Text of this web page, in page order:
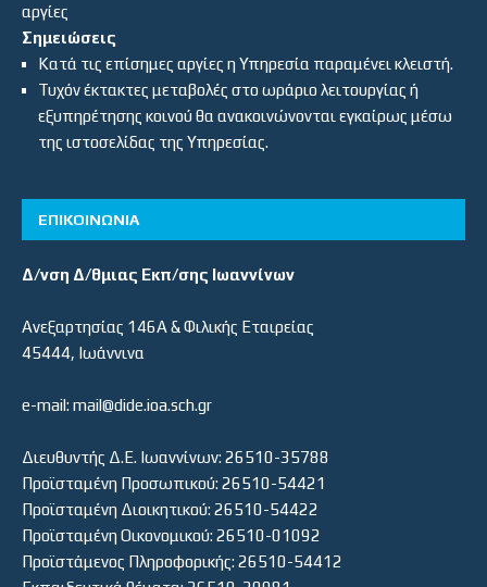
αργίες
Σημειώσεις
Κατά τις επίσημες αργίες η Υπηρεσία παραμένει κλειστή.
Τυχόν έκτακτες μεταβολές στο ωράριο λειτουργίας ή
εξυπηρέτησης κοινού θα ανακοινώνονται εγκαίρως μέσω
της ιστοσελίδας της Υπηρεσίας.
ΕΠΙΚΟΙΝΩΝΙΑ
Δ/νση Δ/θμιας Εκπ/σης Ιωαννίνων
Ανεξαρτησίας 146Α & Φιλικής Εταιρείας
45444, Ιωάννινα
e-mail: mail@dide.ioa.sch.gr
Διευθυντής Δ.Ε. Ιωαννίνων: 26510-35788
Προϊσταμένη Προσωπικού: 26510-54421
Προϊσταμένη Διοικητικού: 26510-54422
Προϊσταμένη Οικονομικού: 26510-01092
Προϊστάμενος Πληροφορικής: 26510-54412